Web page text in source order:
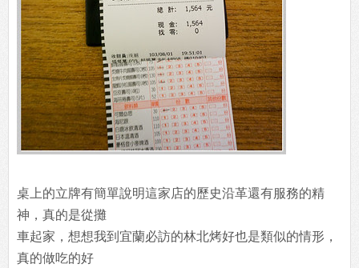
桌上的立牌有簡單說明這家店的歷史沿革還有服務的精
神，真的是從攤
車起家，想想我到宜蘭必訪的林北烤好也是類似的情形，
真的做吃的好